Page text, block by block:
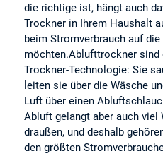
die richtige ist, hängt auch
Trockner in Ihrem Haushalt
beim Stromverbrauch auf
möchten.Ablufttrockner sind
Trockner-Technologie: Sie
leiten sie über die Wäsche
Luft über einen
Abluft gelangt aber auch viel
draußen, und deshalb
den größten